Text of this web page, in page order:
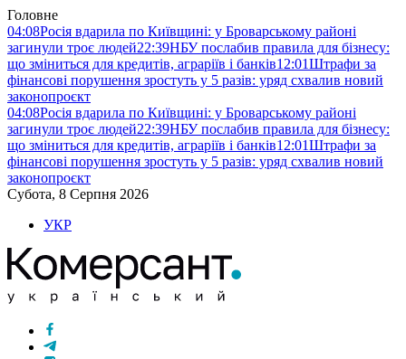
Головне
04:08Росія вдарила по Київщині: у Броварському районі
загинули троє людей22:39НБУ послабив правила для бізнесу:
що зміниться для кредитів, аграріїв і банків12:01Штрафи за
фінансові порушення зростуть у 5 разів: уряд схвалив новий
законопроєкт
04:08Росія вдарила по Київщині: у Броварському районі
загинули троє людей22:39НБУ послабив правила для бізнесу:
що зміниться для кредитів, аграріїв і банків12:01Штрафи за
фінансові порушення зростуть у 5 разів: уряд схвалив новий
законопроєкт
Субота, 8 Серпня 2026
УКР